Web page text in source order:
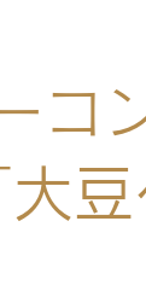
コ
大